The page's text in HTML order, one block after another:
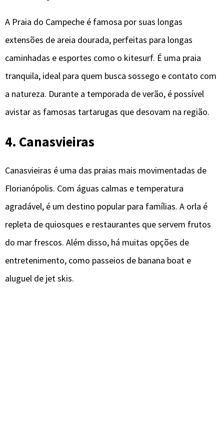
A Praia do Campeche é famosa por suas longas
extensões de areia dourada, perfeitas para longas
caminhadas e esportes como o kitesurf. É uma praia
tranquila, ideal para quem busca sossego e contato com
a natureza. Durante a temporada de verão, é possível
avistar as famosas tartarugas que desovam na região.
4. Canasvieiras
Canasvieiras é uma das praias mais movimentadas de
Florianópolis. Com águas calmas e temperatura
agradável, é um destino popular para famílias. A orla é
repleta de quiosques e restaurantes que servem frutos
do mar frescos. Além disso, há muitas opções de
entretenimento, como passeios de banana boat e
aluguel de jet skis.